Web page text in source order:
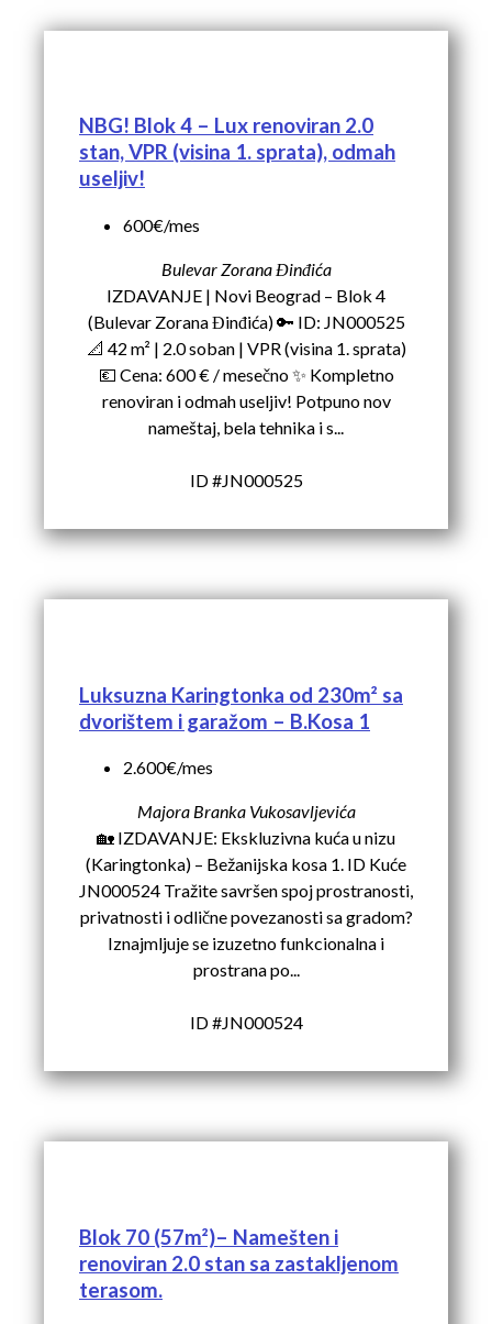
NBG! Blok 4 – Lux renoviran 2.0
stan, VPR (visina 1. sprata), odmah
useljiv!
600€/mes
Bulevar Zorana Đinđića
IZDAVANJE | Novi Beograd – Blok 4
(Bulevar Zorana Đinđića) 🔑 ID: JN000525
📐 42 m² | 2.0 soban | VPR (visina 1. sprata)
💶 Cena: 600 € / mesečno ✨ Kompletno
renoviran i odmah useljiv! Potpuno nov
nameštaj, bela tehnika i s...
ID #JN000525
Luksuzna Karingtonka od 230m² sa
dvorištem i garažom – B.Kosa 1
2.600€/mes
Majora Branka Vukosavljevića
🏡 IZDAVANJE: Ekskluzivna kuća u nizu
(Karingtonka) – Bežanijska kosa 1. ID Kuće
JN000524 Tražite savršen spoj prostranosti,
privatnosti i odlične povezanosti sa gradom?
Iznajmljuje se izuzetno funkcionalna i
prostrana po...
ID #JN000524
Blok 70 (57m²)– Namešten i
renoviran 2.0 stan sa zastakljenom
terasom.